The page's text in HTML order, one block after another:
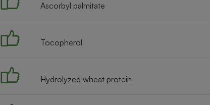
Ascorbyl palmitate
Tocopherol
Hydrolyzed wheat protein